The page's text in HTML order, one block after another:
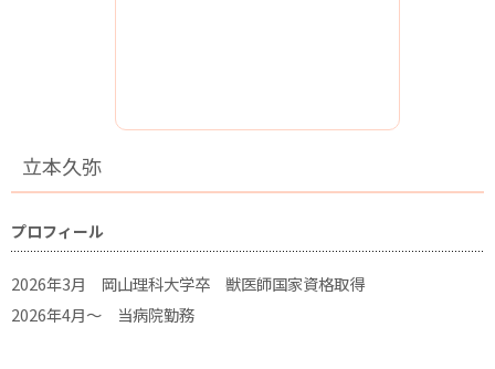
立本久弥
プロフィール
2026年3月 岡山理科大学卒 獣医師国家資格取得
2026年4月～ 当病院勤務